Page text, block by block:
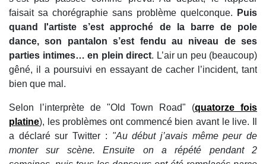
faisait sa chorégraphie sans problème quelconque.
Puis
quand l'artiste s’est approché de la barre de pole
dance, son pantalon s’est fendu au niveau de ses
parties intimes… en plein direct. L’air un peu (beaucoup)
gêné, il a poursuivi en essayant de cacher l’incident, tant
bien que mal.
Selon l’interprète de "Old Town Road" (quatorze fois
platine), les problèmes ont commencé bien avant le live. Il
a déclaré sur Twitter : "Au début j’avais même peur de
monter sur scène. Ensuite on a répété pendant 2